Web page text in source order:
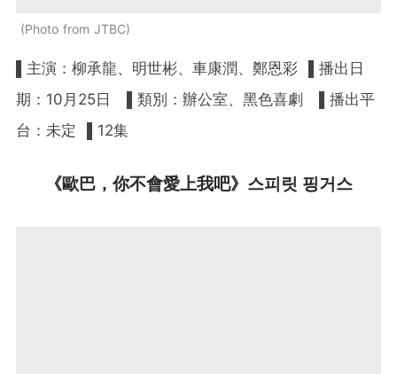
Photo from JTBC
▌主演：柳承龍、明世彬、車康潤、鄭恩彩 ▌播出日
期：10月25日 ▌類別：辦公室、黑色喜劇 ▌播出平
台：未定 ▌12集
《歐巴，你不會愛上我吧》스피릿 핑거스